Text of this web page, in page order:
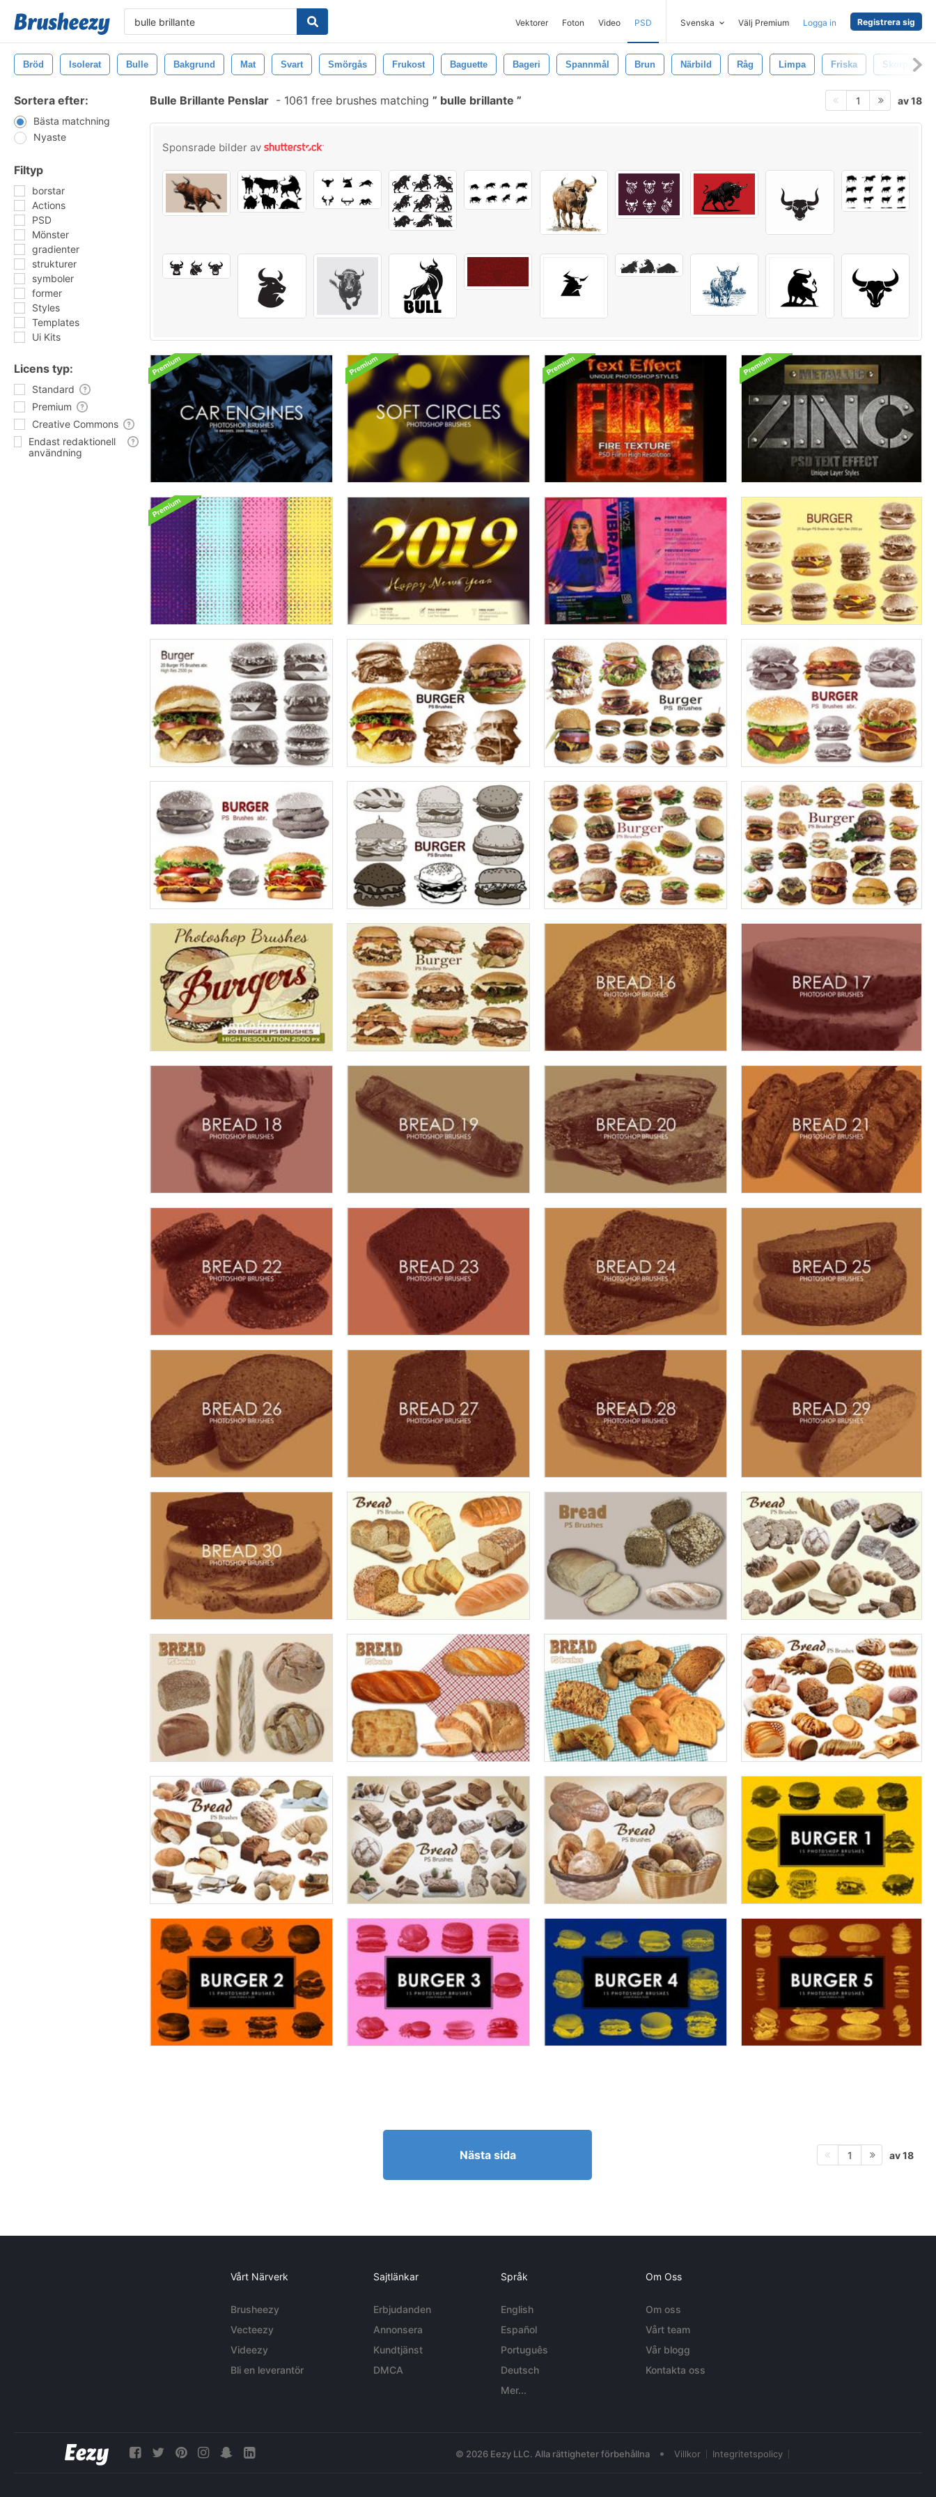
Vektorer Foton Video PSD Svenska Välj Premium Logga in Registrera sig
Bröd Isolerat Bulle Bakgrund Mat Svart Smörgås Frukost Baguette Bageri Spannmål Brun Närbild Råg Limpa Friska Skorpa
Sortera efter:
Bästa matchning
Nyaste
Filtyp
borstar
Actions
PSD
Mönster
gradienter
strukturer
symboler
former
Styles
Templates
Ui Kits
Licens typ:
Standard
Premium
Creative Commons
Endast redaktionell
användning
Bulle Brillante Penslar - 1061 free brushes matching bulle brillante 1 av 18
Sponsrade bilder av
Nästa sida 1 av 18
Vårt Närverk
Brusheezy
Vecteezy
Videezy
Bli en leverantör
Sajtlänkar
Erbjudanden
Annonsera
Kundtjänst
DMCA
Språk
English
Español
Português
Deutsch
Mer...
Om Oss
Om oss
Vårt team
Vår blogg
Kontakta oss
© 2026 Eezy LLC. Alla rättigheter förbehållna • Villkor Integritetspolicy